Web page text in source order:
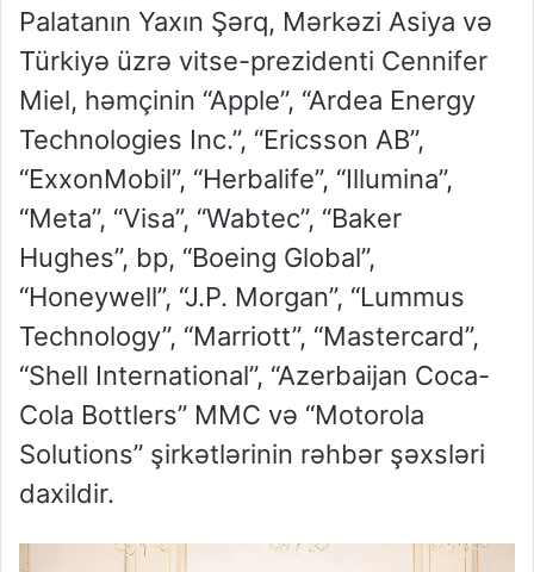
Palatanın Yaxın Şərq, Mərkəzi Asiya və
Türkiyə üzrə vitse-prezidenti Cennifer
Miel, həmçinin “Apple”, “Ardea Energy
Technologies Inc.”, “Ericsson AB”,
“ExxonMobil”, “Herbalife”, “Illumina”,
“Meta”, “Visa”, “Wabtec”, “Baker
Hughes”, bp, “Boeing Global”,
“Honeywell”, “J.P. Morgan”, “Lummus
Technology”, “Marriott”, “Mastercard”,
“Shell International”, “Azerbaijan Coca-
Cola Bottlers” MMC və “Motorola
Solutions” şirkətlərinin rəhbər şəxsləri
daxildir.